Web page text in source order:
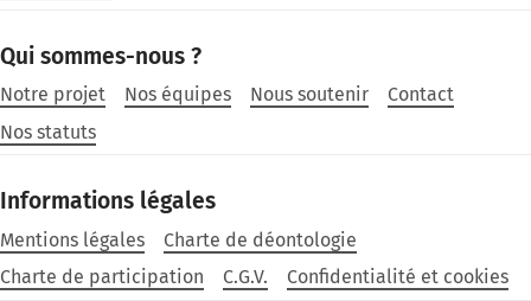
Qui sommes-nous ?
Notre projet Nos équipes Nous soutenir
Contact
Nos statuts
Informations légales
Mentions légales
Charte de déontologie
Charte de participation
C.G.V. Confidentialité et cookies